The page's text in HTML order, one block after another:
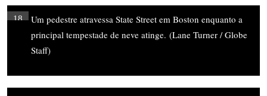
18
Um pedestre atravessa State Street em Boston enquanto a
principal tempestade de neve atinge. (Lane Turner / Globe
Staff)